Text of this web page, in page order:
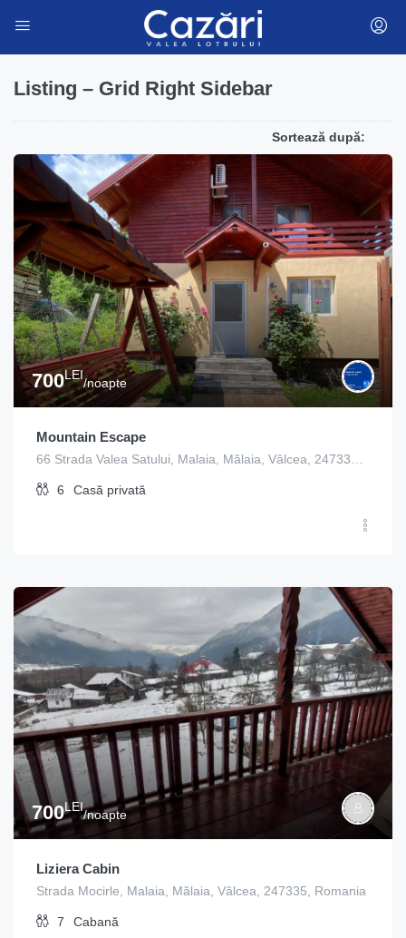
Listing – Grid Right Sidebar
Sortează după:
700LEI
/noapte
Mountain Escape
6 Casă privată
700LEI
/noapte
Liziera Cabin
Strada Mocirle, Malaia, Mălaia, Vâlcea, 247335, Romania
7 Cabană